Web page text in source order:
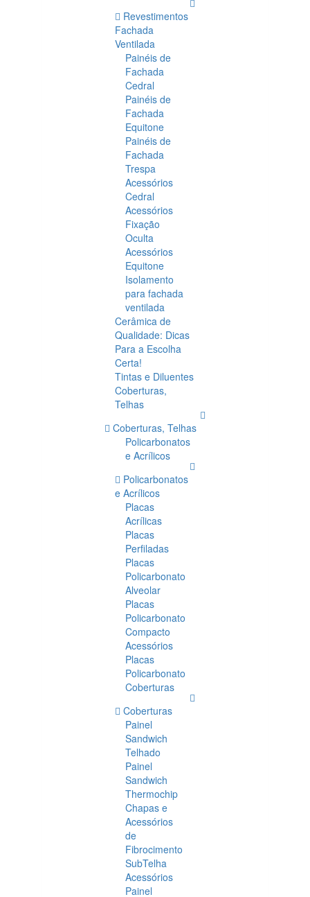
Revestimentos
Fachada
Ventilada
Painéis de
Fachada
Cedral
Painéis de
Fachada
Equitone
Painéis de
Fachada
Trespa
Acessórios
Cedral
Acessórios
Fixação
Oculta
Acessórios
Equitone
Isolamento
para fachada
ventilada
Cerâmica de
Qualidade: Dicas
Para a Escolha
Certa!
Tintas e Diluentes
Coberturas,
Telhas
Coberturas, Telhas
Policarbonatos
e Acrílicos
Policarbonatos
e Acrílicos
Placas
Acrílicas
Placas
Perfiladas
Placas
Policarbonato
Alveolar
Placas
Policarbonato
Compacto
Acessórios
Placas
Policarbonato
Coberturas
Coberturas
Painel
Sandwich
Telhado
Painel
Sandwich
Thermochip
Chapas e
Acessórios
de
Fibrocimento
SubTelha
Acessórios
Painel